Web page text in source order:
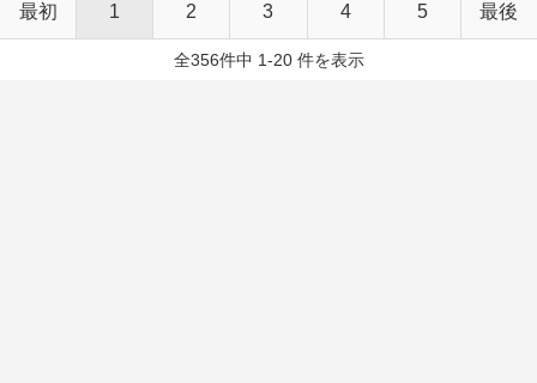
最初 1 2 3 4 5 最後
全356件中 1-20 件を表示